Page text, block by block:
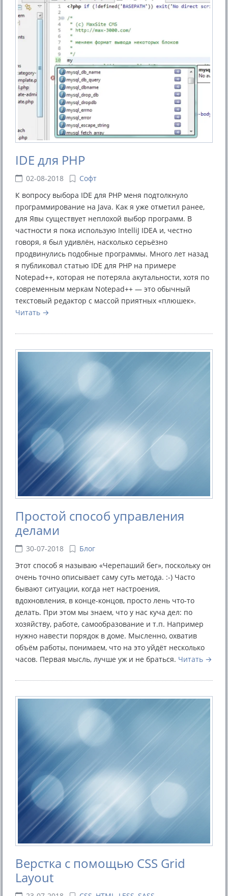
IDE для PHP
02-08-2018
Софт
К вопросу выбора IDE для PHP меня подтолкнуло
программирование на Java. Как я уже отметил ранее,
для Явы существует неплохой выбор программ. В
частности я пока использую IntelliJ IDEA и, честно
говоря, я был удивлён, насколько серьёзно
продвинулись подобные программы. Много лет назад
я публиковал статью IDE для PHP на примере
Notepad++, которая не потеряла акутальности, хотя по
современным меркам Notepad++ — это обычный
текстовый редактор с массой приятных «плюшек».
Читать
Простой способ управления
делами
30-07-2018
Блог
Этот способ я называю «Черепаший бег», поскольку он
очень точно описывает саму суть метода. :-) Часто
бывают ситуации, когда нет настроения,
вдохновления, в конце-концов, просто лень что-то
делать. При этом мы знаем, что у нас куча дел: по
хозяйству, работе, самообразование и т.п. Например
нужно навести порядок в доме. Мысленно, охватив
объём работы, понимаем, что на это уйдёт несколько
часов. Первая мысль, лучше уж и не браться. Читать
Верстка с помощью CSS Grid
Layout